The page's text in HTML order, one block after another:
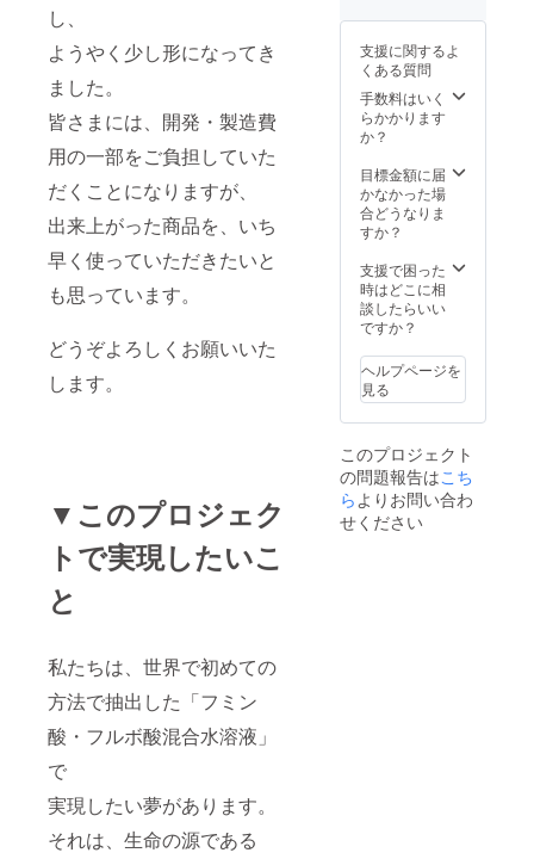
し、
ようやく少し形になってき
ました。
皆さまには、開発・製造費
用の一部をご負担していた
だくことになりますが、
出来上がった商品を、いち
早く使っていただきたいと
も思っています。
どうぞよろしくお願いいた
します。
▼このプロジェク
トで実現したいこ
と
私たちは、世界で初めての
方法で抽出した「フミン
酸・フルボ酸混合水溶液」
で
実現したい夢があります。
それは、生命の源である
にして
しま
す。
お肌の
ことは
もちろ
菜作り
やガー
デニン
グを本
取り組
んでい
る方は
こち
すすめ
です。
支援に関するよ
くある質問
手数料はいく
らかかります
か？
目標金額に届
かなかった場
合どうなりま
すか？
支援で困った
時はどこに相
談したらいい
ですか？
ヘルプページを
見る
このプロジェクト
の問題報告はこち
ら よりお問い合わ
せください